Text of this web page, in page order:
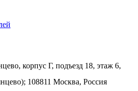
корпус Г, подъезд 18, этаж 6,
108811 Москва, Россия